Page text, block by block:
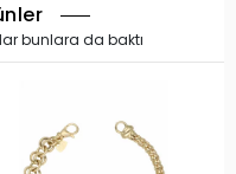
bunlara da baktı